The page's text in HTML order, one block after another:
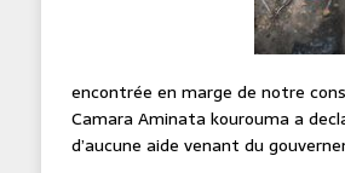
encontrée en marge de notre
Camara Aminata kourouma a
d’aucune aide venant du